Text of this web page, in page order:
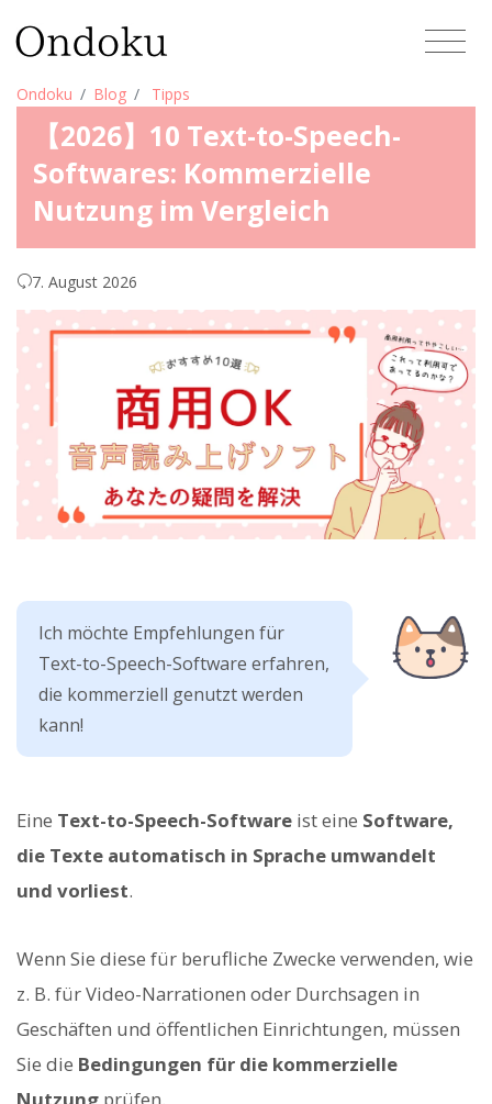
Ondoku Blog Tipps
【2026】10 Text-to-Speech-
Softwares: Kommerzielle
Nutzung im Vergleich
7. August 2026
Ich möchte Empfehlungen für
Text-to-Speech-Software erfahren,
die kommerziell genutzt werden
kann!
Eine Text-to-Speech-Software ist eine Software,
die Texte automatisch in Sprache umwandelt
und vorliest.
Wenn Sie diese für berufliche Zwecke verwenden, wie
z. B. für Video-Narrationen oder Durchsagen in
Geschäften und öffentlichen Einrichtungen, müssen
Sie die Bedingungen für die kommerzielle